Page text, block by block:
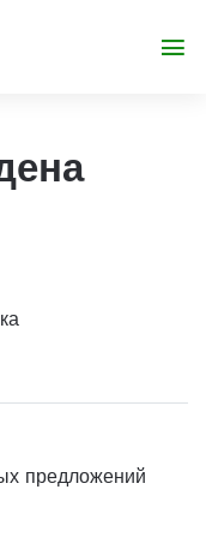
предложений